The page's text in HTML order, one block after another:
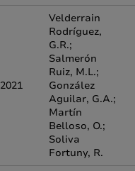
2021
Velderrain
Rodríguez,
G.R.;
Salmerón
Ruiz, M.L.;
González
Aguilar, G.A.;
Martín
Belloso, O.;
Soliva
Fortuny, R.